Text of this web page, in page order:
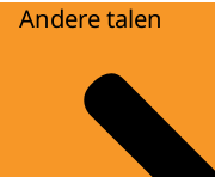
Andere talen